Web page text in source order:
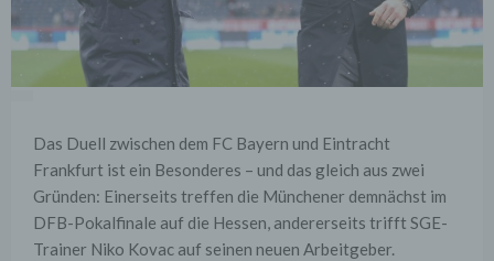
Das Duell zwischen dem FC Bayern und Eintracht
Frankfurt ist ein Besonderes – und das gleich aus zwei
Gründen: Einerseits treffen die Münchener demnächst im
DFB-Pokalfinale auf die Hessen, andererseits trifft SGE-
Trainer Niko Kovac auf seinen neuen Arbeitgeber.